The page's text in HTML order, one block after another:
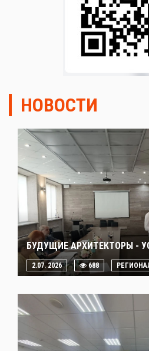
НОВОСТИ
БУДУЩИЕ АРХИТЕКТОРЫ -
2.07. 2026 688